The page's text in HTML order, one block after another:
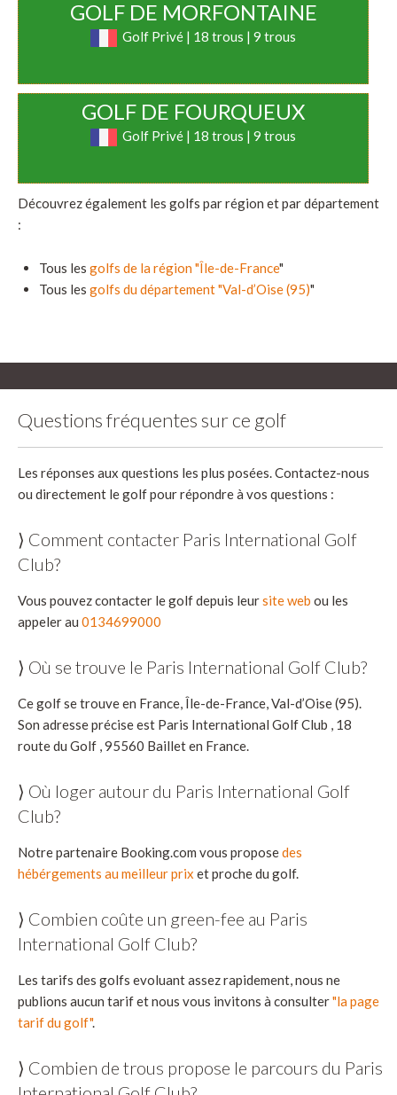
GOLF DE MORFONTAINE
Golf Privé | 18 trous | 9 trous
GOLF DE FOURQUEUX
Golf Privé | 18 trous | 9 trous
Découvrez également les golfs par région et par département
:
Tous les golfs de la région "Île-de-France"
Tous les golfs du département "Val-d’Oise (95)"
Questions fréquentes sur ce golf
Les réponses aux questions les plus posées. Contactez-nous
ou directement le golf pour répondre à vos questions :
⟩ Comment contacter Paris International Golf
Club?
Vous pouvez contacter le golf depuis leursite web ou les
appeler au 0134699000
⟩ Où se trouve le Paris International Golf Club?
Ce golf se trouve en France, Île-de-France, Val-d’Oise (95).
Son adresse précise est Paris International Golf Club , 18
route du Golf , 95560 Baillet en France.
⟩ Où loger autour du Paris International Golf
Club?
Notre partenaire Booking.com vous proposedes
hébérgements au meilleur prix et proche du golf.
⟩ Combien coûte un green-fee au Paris
International Golf Club?
Les tarifs des golfs evoluant assez rapidement, nous ne
publions aucun tarif et nous vous invitons à consulter"la page
tarif du golf".
⟩ Combien de trous propose le parcours du Paris